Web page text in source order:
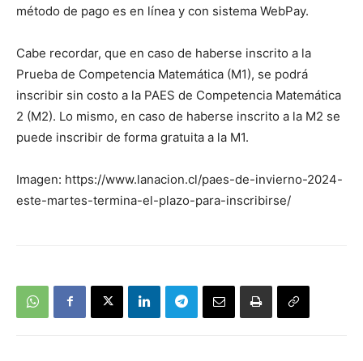
método de pago es en línea y con sistema WebPay.
Cabe recordar, que en caso de haberse inscrito a la
Prueba de Competencia Matemática (M1), se podrá
inscribir sin costo a la PAES de Competencia Matemática
2 (M2). Lo mismo, en caso de haberse inscrito a la M2 se
puede inscribir de forma gratuita a la M1.
Imagen: https://www.lanacion.cl/paes-de-invierno-2024-
este-martes-termina-el-plazo-para-inscribirse/